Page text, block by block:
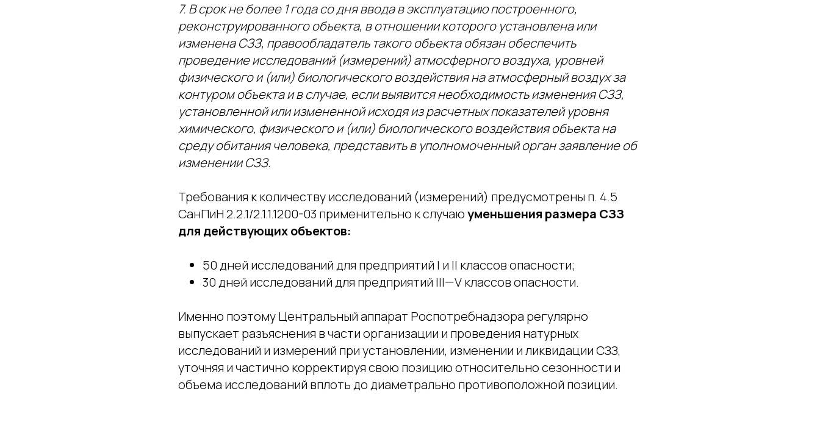
7. В срок не более 1 года со дня ввода в эксплуатацию построенного,
реконструированного объекта, в отношении которого установлена или
изменена СЗЗ, правообладатель такого объекта обязан обеспечить
проведение исследований (измерений) атмосферного воздуха, уровней
физического и (или) биологического воздействия на атмосферный воздух за
контуром объекта и в случае, если выявится необходимость изменения СЗЗ,
установленной или измененной исходя из расчетных показателей уровня
химического, физического и (или) биологического воздействия объекта на
среду обитания человека, представить в уполномоченный орган заявление об
изменении СЗЗ.
Требования к количеству исследований (измерений) предусмотрены п. 4.5
СанПиН 2.2.1/2.1.1.1200-03 применительно к случаюуменьшения размера СЗЗ
для действующих объектов:
50 дней исследований для предприятий I и II классов опасности;
30 дней исследований для предприятий III—V классов опасности.
Именно поэтому Центральный аппарат Роспотребнадзора регулярно
выпускает разъяснения в части организации и проведения натурных
исследований и измерений при установлении, изменении и ликвидации СЗЗ,
уточняя и частично корректируя свою позицию относительно сезонности и
объема исследований вплоть до диаметрально противоположной позиции.